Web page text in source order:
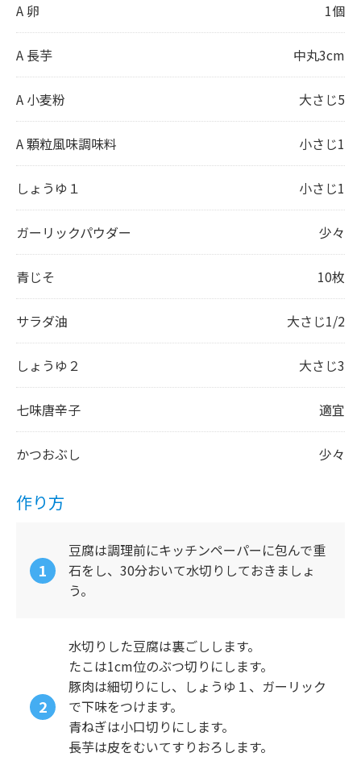
A 卵 1個
A 長芋 中丸3cm
A 小麦粉 大さじ5
A 顆粒風味調味料 小さじ1
しょうゆ１ 小さじ1
ガーリックパウダー 少々
青じそ 10枚
サラダ油 大さじ1/2
しょうゆ２ 大さじ3
七味唐辛子 適宜
かつおぶし 少々
作り方
豆腐は調理前にキッチンペーパーに包んで重
石をし、30分おいて水切りしておきましょ
う。
水切りした豆腐は裏ごしします。
たこは1cm位のぶつ切りにします。
豚肉は細切りにし、しょうゆ１、ガーリック
で下味をつけます。
青ねぎは小口切りにします。
長芋は皮をむいてすりおろします。